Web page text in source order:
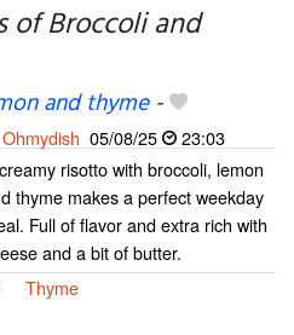
of Broccoli and
and thyme-
Ohmydish 05/08/25
23:03
risotto with broccoli, lemon
thyme makes a perfect weekday
Full of flavor and extra rich with
and a bit of butter.
Thyme